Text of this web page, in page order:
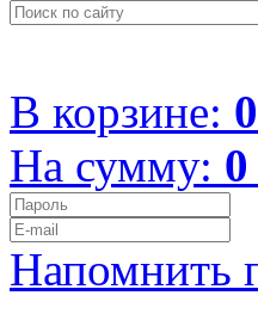
В корзине: 0
На сумму: 0
Напомнить